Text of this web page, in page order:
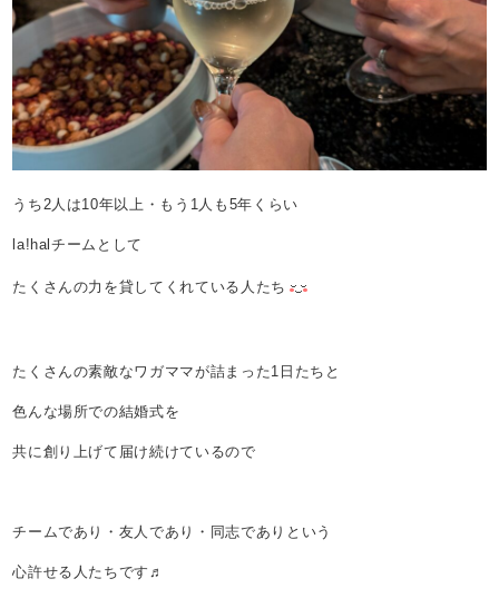
うち2人は10年以上・もう1人も5年くらい
la!halチームとして
たくさんの力を貸してくれている人たち
たくさんの素敵なワガママが詰まった1日たちと
色んな場所での結婚式を
共に創り上げて届け続けているので
チームであり・友人であり・同志でありという
心許せる人たちです♬